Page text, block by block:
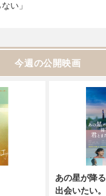
い」
今週の公開映画
あの星が降
出会いたい。